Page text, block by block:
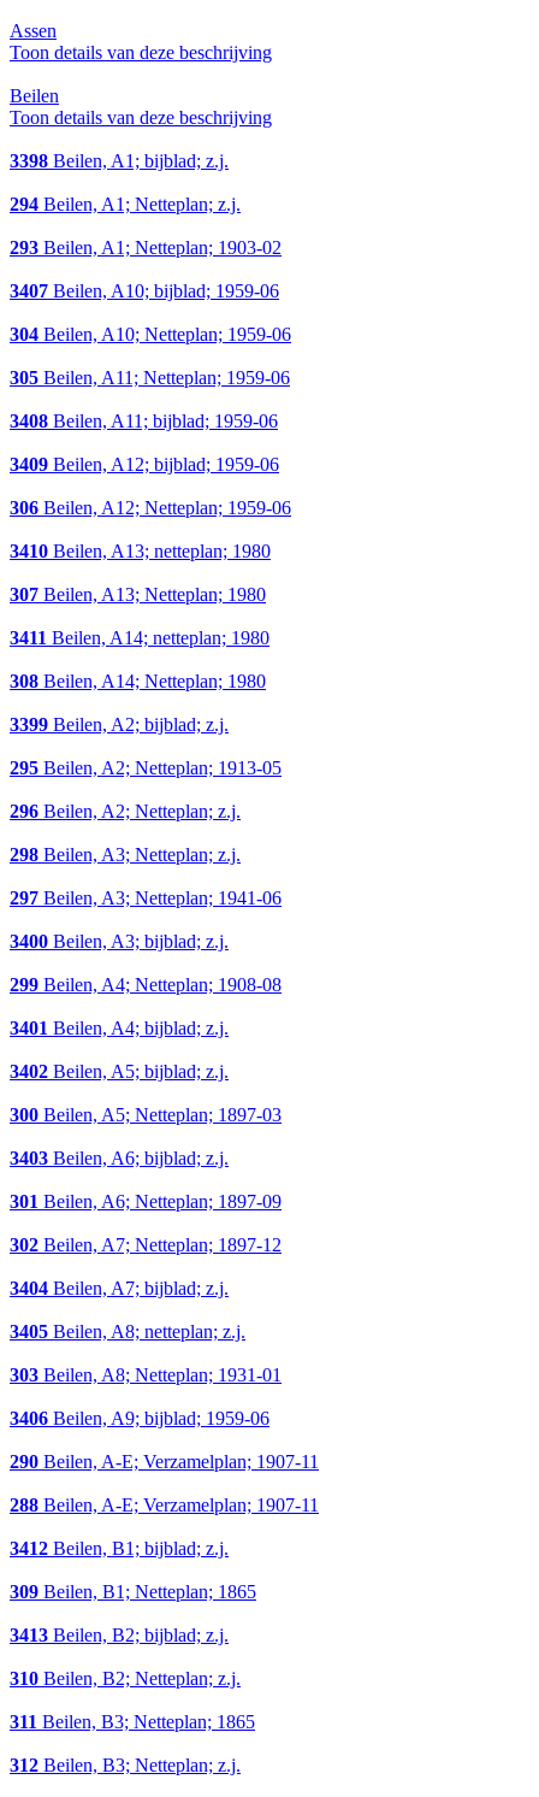
Assen
Toon details van deze beschrijving
Beilen
Toon details van deze beschrijving
3398 Beilen, A1; bijblad; z.j.
294 Beilen, A1; Netteplan; z.j.
293 Beilen, A1; Netteplan; 1903-02
3407 Beilen, A10; bijblad; 1959-06
304 Beilen, A10; Netteplan; 1959-06
305 Beilen, A11; Netteplan; 1959-06
3408 Beilen, A11; bijblad; 1959-06
3409 Beilen, A12; bijblad; 1959-06
306 Beilen, A12; Netteplan; 1959-06
3410 Beilen, A13; netteplan; 1980
307 Beilen, A13; Netteplan; 1980
3411 Beilen, A14; netteplan; 1980
308 Beilen, A14; Netteplan; 1980
3399 Beilen, A2; bijblad; z.j.
295 Beilen, A2; Netteplan; 1913-05
296 Beilen, A2; Netteplan; z.j.
298 Beilen, A3; Netteplan; z.j.
297 Beilen, A3; Netteplan; 1941-06
3400 Beilen, A3; bijblad; z.j.
299 Beilen, A4; Netteplan; 1908-08
3401 Beilen, A4; bijblad; z.j.
3402 Beilen, A5; bijblad; z.j.
300 Beilen, A5; Netteplan; 1897-03
3403 Beilen, A6; bijblad; z.j.
301 Beilen, A6; Netteplan; 1897-09
302 Beilen, A7; Netteplan; 1897-12
3404 Beilen, A7; bijblad; z.j.
3405 Beilen, A8; netteplan; z.j.
303 Beilen, A8; Netteplan; 1931-01
3406 Beilen, A9; bijblad; 1959-06
290 Beilen, A-E; Verzamelplan; 1907-11
288 Beilen, A-E; Verzamelplan; 1907-11
3412 Beilen, B1; bijblad; z.j.
309 Beilen, B1; Netteplan; 1865
3413 Beilen, B2; bijblad; z.j.
310 Beilen, B2; Netteplan; z.j.
311 Beilen, B3; Netteplan; 1865
312 Beilen, B3; Netteplan; z.j.